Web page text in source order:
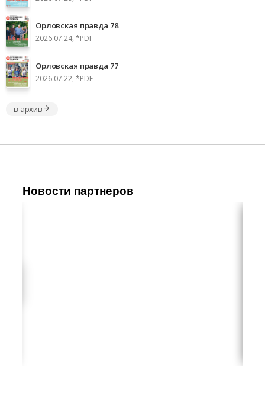
Орловская правда 78
2026.07.24, *PDF
Орловская правда 77
2026.07.22, *PDF
в архив
Новости партнеров